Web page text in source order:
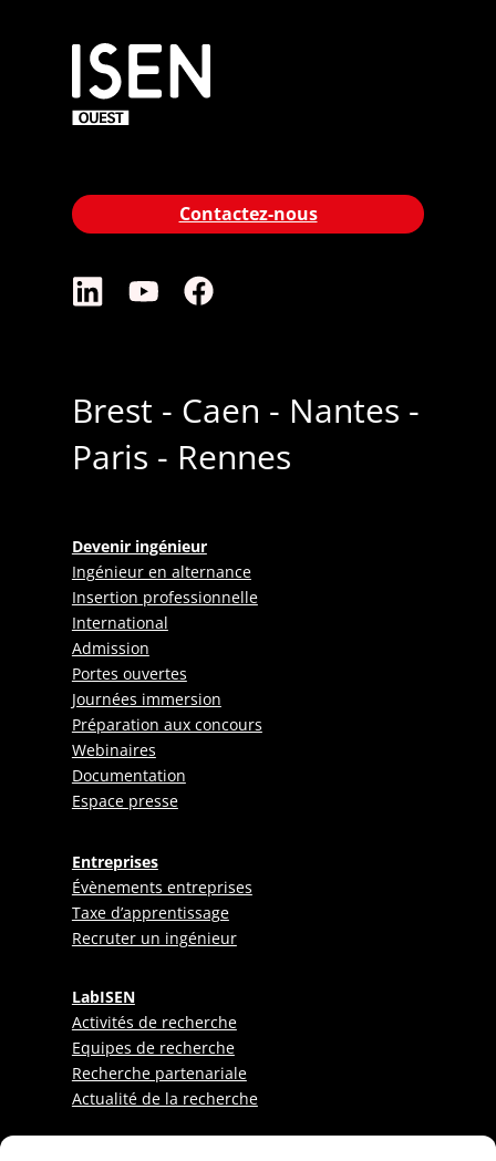
Contactez-nous
Brest - Caen - Nantes -
Paris - Rennes
Devenir ingénieur
Ingénieur en alternance
Insertion professionnelle
International
Admission
Portes ouvertes
Journées immersion
Préparation aux concours
Webinaires
Documentation
Espace presse
Entreprises
Évènements entreprises
Taxe d’apprentissage
Recruter un ingénieur
LabISEN
Activités de recherche
Equipes de recherche
Recherche partenariale
Actualité de la recherche